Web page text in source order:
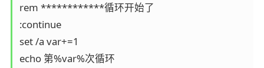
rem ************循环开始了
:continue
set /a var+=1
echo 第%var%次循环